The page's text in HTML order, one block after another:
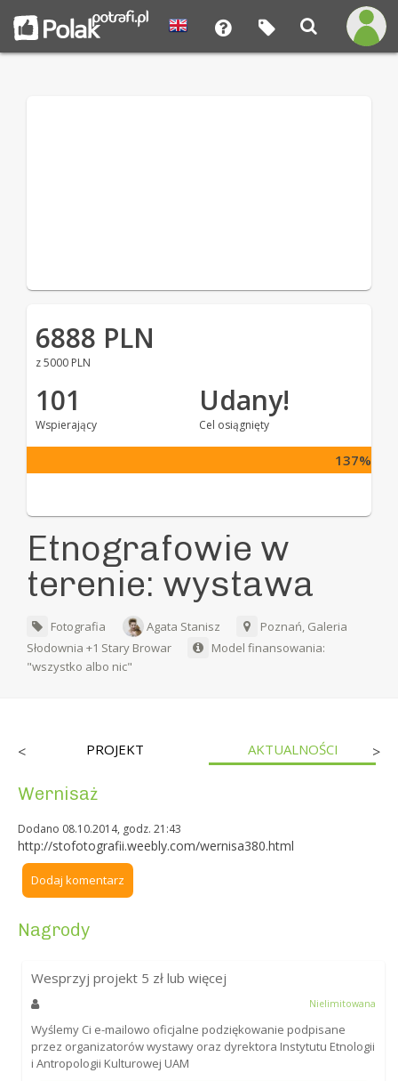
6888 PLN
z 5000 PLN
101
Wspierający
Udany!
Cel osiągnięty
137%
Etnografowie w
terenie: wystawa
Fotografia Agata Stanisz
Poznań, Galeria
Słodownia +1 Stary Browar
Model finansowania:
"wszystko albo nic"
< PROJEKT AKTUALNOŚCI >
Wernisaż
Dodano 08.10.2014, godz. 21:43
http://stofotografii.weebly.com/wernisa380.html
Dodaj komentarz
Nagrody
Wesprzyj projekt 5 zł lub więcej
Nielimitowana
Wyślemy Ci e-mailowo oficjalne podziękowanie podpisane
przez organizatorów wystawy oraz dyrektora Instytutu Etnologii
i Antropologii Kulturowej UAM